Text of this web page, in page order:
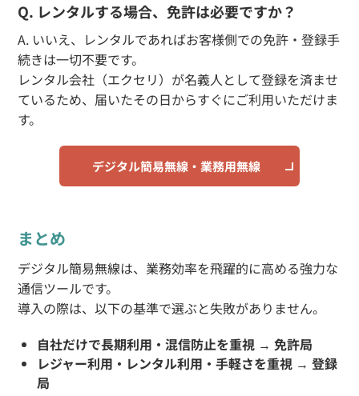
Q. レンタルする場合、免許は必要ですか？
A. いいえ、レンタルであればお客様側での免許・登録手
続きは一切不要です。
レンタル会社（エクセリ）が名義人として登録を済ませ
ているため、届いたその日からすぐにご利用いただけま
す。
デジタル簡易無線・業務用無線
まとめ
デジタル簡易無線は、業務効率を飛躍的に高める強力な
通信ツールです。
導入の際は、以下の基準で選ぶと失敗がありません。
自社だけで長期利用・混信防止を重視 →免許局
レジャー利用・レンタル利用・手軽さを重視 →登録
局